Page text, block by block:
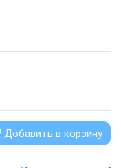
Добавить в корзину